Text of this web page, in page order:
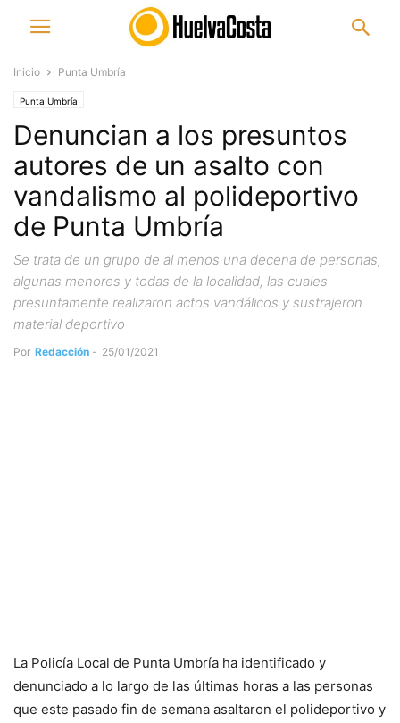
Inicio Punta Umbría
Punta Umbría
Denuncian a los presuntos
autores de un asalto con
vandalismo al polideportivo
de Punta Umbría
Se trata de un grupo de al menos una decena de personas,
algunas menores y todas de la localidad, las cuales
presuntamente realizaron actos vandálicos y sustrajeron
material deportivo
Por Redacción - 25/01/2021
La Policía Local de Punta Umbría ha identificado y
denunciado a lo largo de las últimas horas a las personas
que este pasado fin de semana asaltaron el polideportivo y